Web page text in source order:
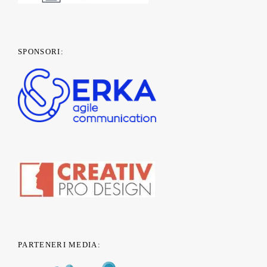
SPONSORI:
PARTENERI MEDIA: